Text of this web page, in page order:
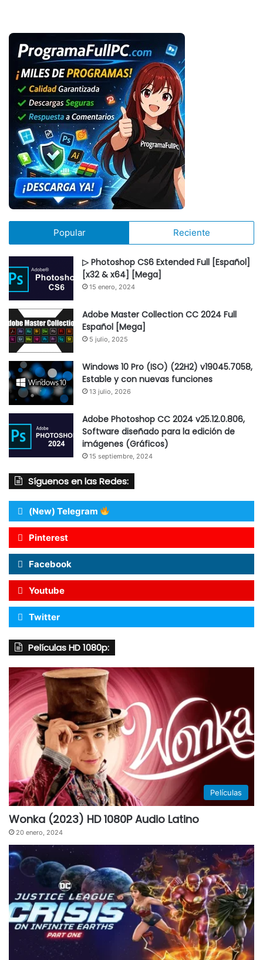
Popular Reciente
▷ Photoshop CS6 Extended Full [Español]
[x32 & x64] [Mega]
15 enero, 2024
Adobe Master Collection CC 2024 Full
Español [Mega]
5 julio, 2025
Windows 10 Pro (ISO) (22H2) v19045.7058,
Estable y con nuevas funciones
13 julio, 2026
Adobe Photoshop CC 2024 v25.12.0.806,
Software diseñado para la edición de
imágenes (Gráficos)
15 septiembre, 2024
Síguenos en las Redes:
(New) Telegram
Pinterest
Facebook
Youtube
Twitter
Películas HD 1080p:
Películas
Wonka (2023) HD 1080P Audio Latino
20 enero, 2024